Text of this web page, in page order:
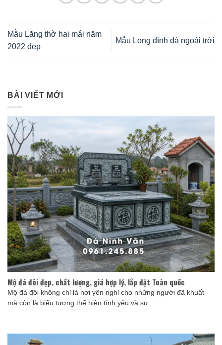
Mẫu Lăng thờ hai mái năm
2022 đẹp
Mẫu Long đình đá ngoài trời
BÀI VIẾT MỚI
Mộ đá đôi đẹp, chất lượng, giá hợp lý, lắp đặt Toàn quốc
Mộ đá đôi không chỉ là nơi yên nghỉ cho những người đã khuất
mà còn là biểu tượng thể hiện tình yêu và sự ...